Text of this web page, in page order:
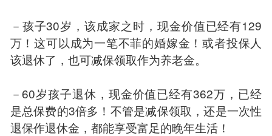
－孩子30岁，该成家之时，现金价值已经有129
万！这可以成为一笔不菲的婚嫁金！或者投保人
该退休了，也可减保领取作为养老金。
－60岁孩子退休，现金价值已经有362万，已经
是总保费的3倍多！不管是减保领取，还是一次性
退保作退休金，都能享受富足的晚年生活！